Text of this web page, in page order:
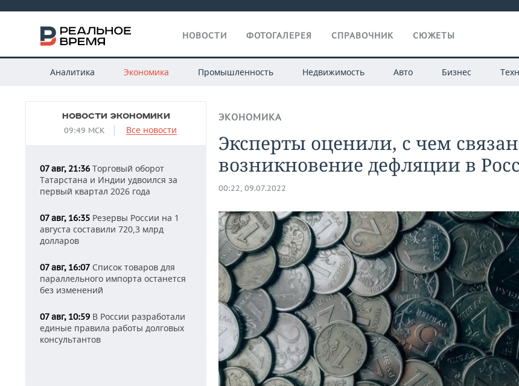
НОВОСТИ ФОТОГАЛЕРЕЯ СПРАВОЧНИК СЮЖЕТЫ
Аналитика Экономика Промышленность Недвижимость Авто Бизнес
НОВОСТИ ЭКОНОМИКИ
09:49 МСК Все новости
07 авг, 21:36 Торговый оборот
Татарстана и Индии удвоился за
первый квартал 2026 года
07 авг, 16:35 Резервы России на 1
августа составили 720,3 млрд
долларов
07 авг, 16:07 Список товаров для
параллельного импорта останется
без изменений
07 авг, 10:59 В России разработали
единые правила работы долговых
консультантов
ЭКОНОМИКА
Эксперты оценили, с чем
возникновение дефляции в
00:22, 09.07.2022